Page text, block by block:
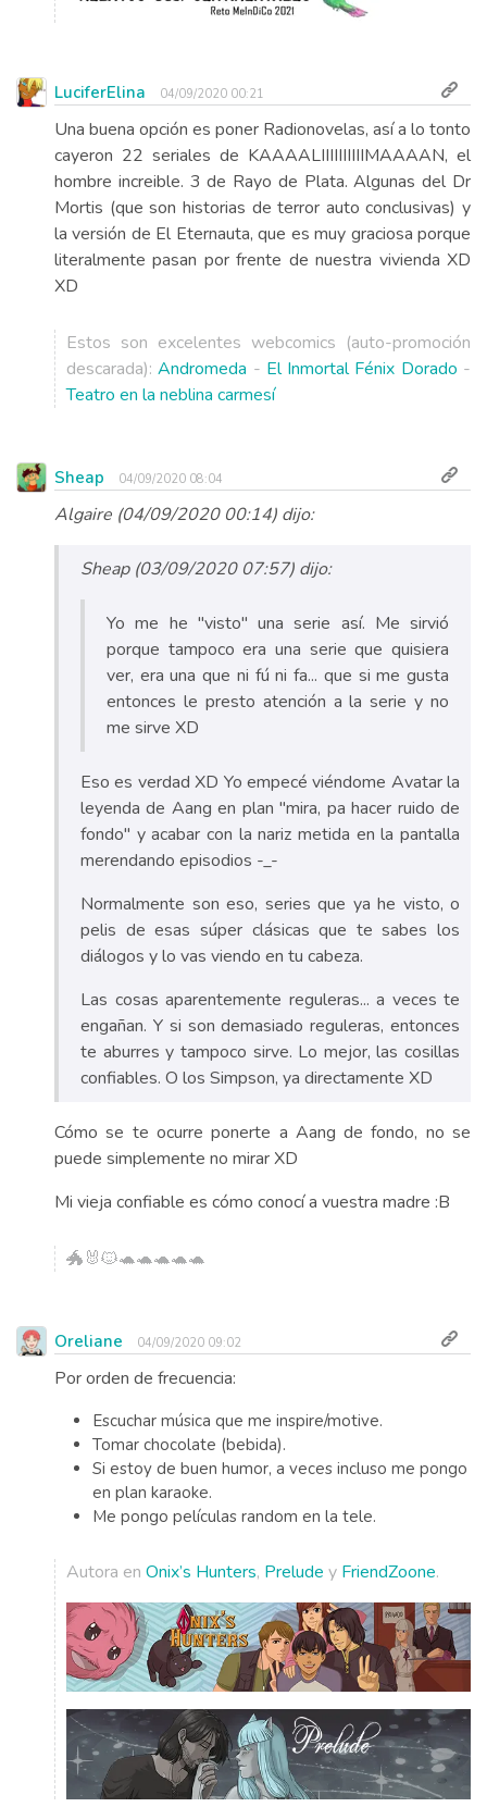
LuciferElina 04/09/2020 00:21
Una buena opción es poner Radionovelas, así a lo tonto
cayeron 22 seriales de KAAAALIIIIIIIIIIMAAAAN, el
hombre increible. 3 de Rayo de Plata. Algunas del Dr
Mortis (que son historias de terror auto conclusivas) y
la versión de El Eternauta, que es muy graciosa porque
literalmente pasan por frente de nuestra vivienda XD
XD
Estos son excelentes webcomics (auto-promoción
descarada):Andromeda - El Inmortal Fénix Dorado -
Teatro en la neblina carmesí
Sheap 04/09/2020 08:04
Algaire (04/09/2020 00:14) dijo:
Sheap (03/09/2020 07:57) dijo:
Yo me he "visto" una serie así. Me sirvió
porque tampoco era una serie que quisiera
ver, era una que ni fú ni fa... que si me gusta
entonces le presto atención a la serie y no
me sirve XD
Eso es verdad XD Yo empecé viéndome Avatar la
leyenda de Aang en plan "mira, pa hacer ruido de
fondo" y acabar con la nariz metida en la pantalla
merendando episodios -_-
Normalmente son eso, series que ya he visto, o
pelis de esas súper clásicas que te sabes los
diálogos y lo vas viendo en tu cabeza.
Las cosas aparentemente reguleras... a veces te
engañan. Y si son demasiado reguleras, entonces
te aburres y tampoco sirve. Lo mejor, las cosillas
confiables. O los Simpson, ya directamente XD
Cómo se te ocurre ponerte a Aang de fondo, no se
puede simplemente no mirar XD
Mi vieja confiable es cómo conocí a vuestra madre :B
🐲🐰🐱🐢🐢🐢🐢🐢
Oreliane 04/09/2020 09:02
Por orden de frecuencia:
Escuchar música que me inspire/motive.
Tomar chocolate (bebida).
Si estoy de buen humor, a veces incluso me pongo
en plan karaoke.
Me pongo películas random en la tele.
Autora en Onix’s Hunters, Prelude y FriendZoone.